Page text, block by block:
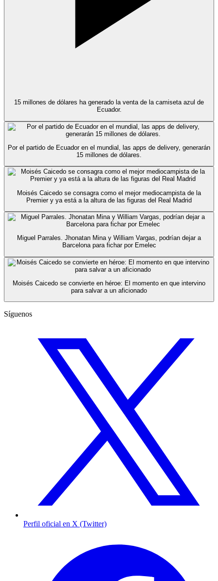
15 millones de dólares ha generado la venta de la camiseta azul de
Ecuador.
Por el partido de Ecuador en el mundial, las apps de delivery, generarán
15 millones de dólares.
Moisés Caicedo se consagra como el mejor mediocampista de la
Premier y ya está a la altura de las figuras del Real Madrid
Miguel Parrales. Jhonatan Mina y William Vargas, podrían dejar a
Barcelona para fichar por Emelec
Moisés Caicedo se convierte en héroe: El momento en que intervino
para salvar a un aficionado
Síguenos
Perfil oficial en X (Twitter)